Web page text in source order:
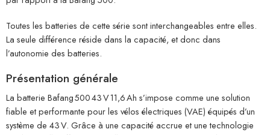
Toutes les batteries de cette série sont interchangeables entre elles.
La seule différence réside dans la capacité, et donc dans
l’autonomie des batteries.
Présentation générale
La batterie Bafang 500 43 V 11,6 Ah s’impose comme une solution
fiable et performante pour les vélos électriques (VAE) équipés d’un
système de 43 V. Grâce à une capacité accrue et une technologie